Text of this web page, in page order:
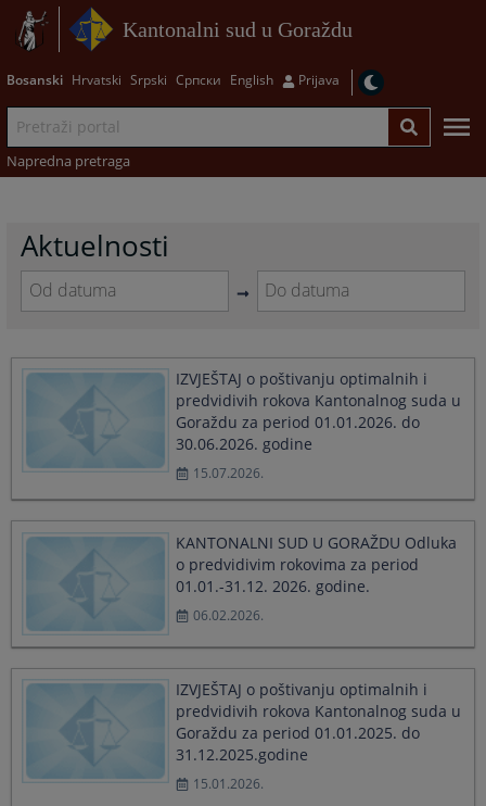
Kantonalni sud u Goraždu
Bosanski Hrvatski Srpski Српски English Prijava
Napredna pretraga
Aktuelnosti
to
interact
calendar
and
a
date.
Press
question
key
to
get
the
keyboard
shortcuts
changing
to
interact
with
the
calendar
and
select
a
date.
Press
the
question
mark
to
get
the
keyboard
shortcuts
for
changing
dates.
IZVJEŠTAJ o poštivanju optimalnih i
predvidivih rokova Kantonalnog suda u
Goraždu za period 01.01.2026. do
30.06.2026. godine
15.07.2026.
KANTONALNI SUD U GORAŽDU Odluka
o predvidivim rokovima za period
01.01.-31.12. 2026. godine.
06.02.2026.
IZVJEŠTAJ o poštivanju optimalnih i
predvidivih rokova Kantonalnog suda u
Goraždu za period 01.01.2025. do
31.12.2025.godine
15.01.2026.